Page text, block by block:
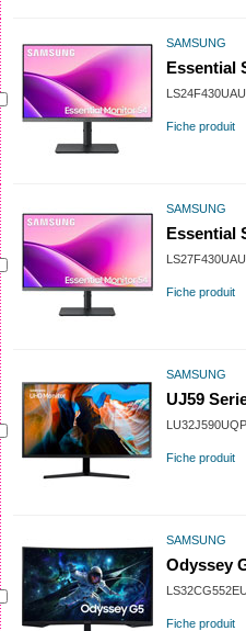
SAMSUNG
Essential
Fiche produit
SAMSUNG
Essential
Fiche produit
SAMSUNG
UJ59
Fiche produit
SAMSUNG
Odyssey
Fiche produit